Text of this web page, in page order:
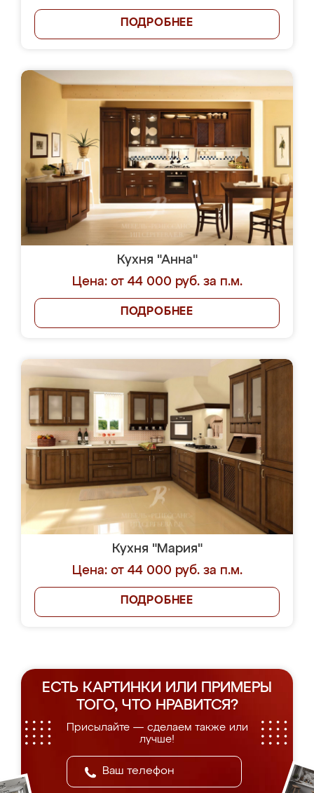
ПОДРОБНЕЕ
Кухня "Анна"
Цена: от 44 000 руб. за п.м.
ПОДРОБНЕЕ
Кухня "Мария"
Цена: от 44 000 руб. за п.м.
ПОДРОБНЕЕ
ЕСТЬ КАРТИНКИ ИЛИ ПРИМЕРЫ
ТОГО, ЧТО НРАВИТСЯ?
Присылайте — сделаем также или
лучше!